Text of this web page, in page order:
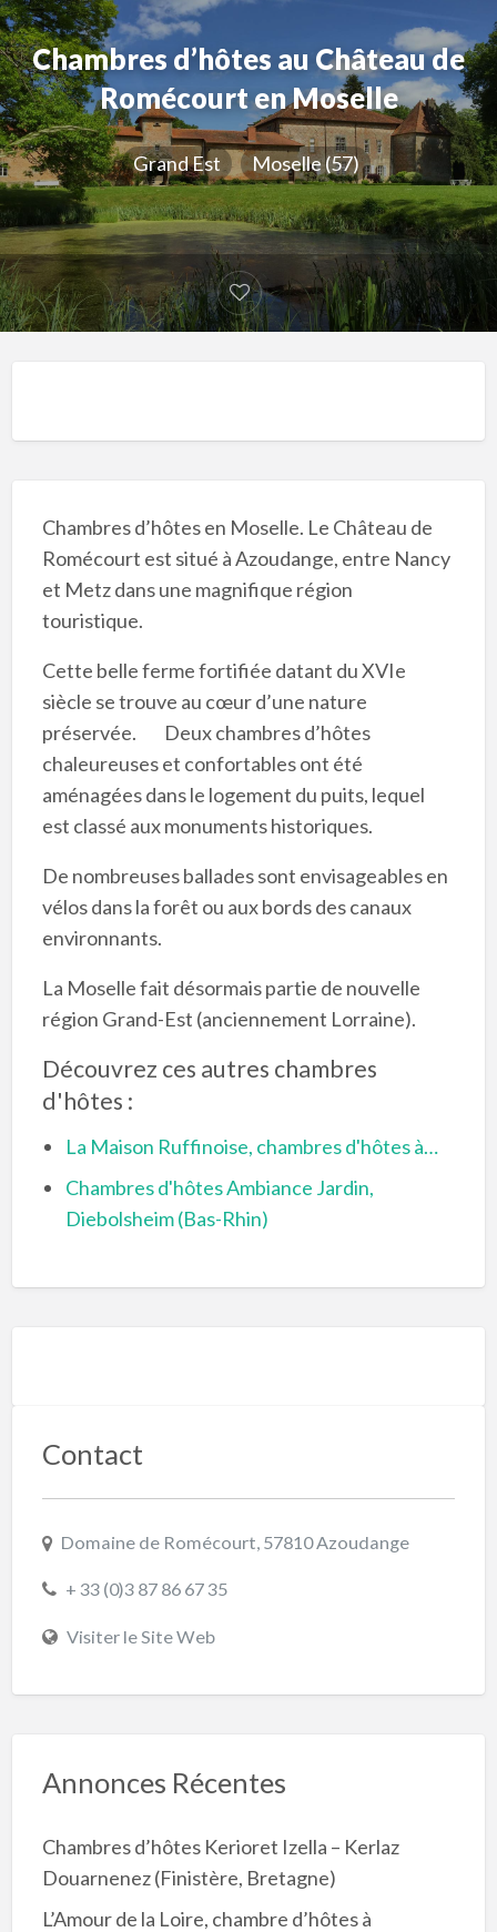
Chambres d’hôtes au Château de
Romécourt en Moselle
Grand Est Moselle (57)
Chambres d’hôtes en Moselle. Le Château de
Romécourt est situé à Azoudange, entre Nancy
et Metz dans une magnifique région
touristique.
Cette belle ferme fortifiée datant du XVIe
siècle se trouve au cœur d’une nature
préservée. Deux chambres d’hôtes
chaleureuses et confortables ont été
aménagées dans le logement du puits, lequel
est classé aux monuments historiques.
De nombreuses ballades sont envisageables en
vélos dans la forêt ou aux bords des canaux
environnants.
La Moselle fait désormais partie de nouvelle
région Grand-Est (anciennement Lorraine).
Découvrez ces autres chambres
d'hôtes :
La Maison Ruffinoise, chambres d'hôtes à…
Chambres d'hôtes Ambiance Jardin,
Diebolsheim (Bas-Rhin)
Contact
Domaine de Romécourt, 57810 Azoudange
+ 33 (0)3 87 86 67 35
Visiter le Site Web
Annonces Récentes
Chambres d’hôtes Kerioret Izella – Kerlaz
Douarnenez (Finistère, Bretagne)
L’Amour de la Loire, chambre d’hôtes à